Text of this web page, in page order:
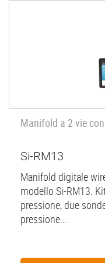
Manifold a 2 vie
Si-RM13
Manifold digitale
modello Si-RM13.
pressione, due
pressione...